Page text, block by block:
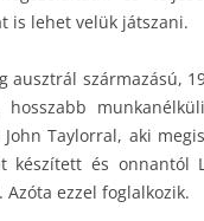
is lehet velük játszani.
ausztrál származású,
Taylorral, aki
készített és onnantól
ezzel foglalkozik.